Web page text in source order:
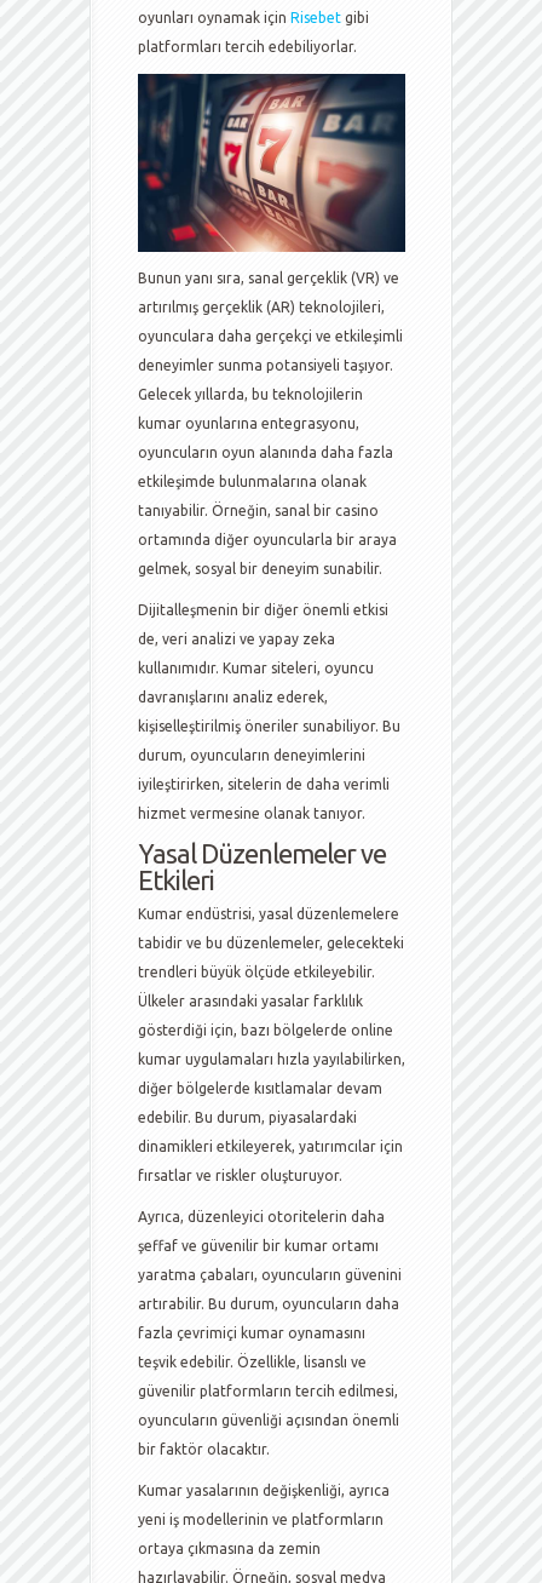
oyunları oynamak için Risebet gibi
platformları tercih edebiliyorlar.
Bunun yanı sıra, sanal gerçeklik (VR) ve
artırılmış gerçeklik (AR) teknolojileri,
oyunculara daha gerçekçi ve etkileşimli
deneyimler sunma potansiyeli taşıyor.
Gelecek yıllarda, bu teknolojilerin
kumar oyunlarına entegrasyonu,
oyuncuların oyun alanında daha fazla
etkileşimde bulunmalarına olanak
tanıyabilir. Örneğin, sanal bir casino
ortamında diğer oyuncularla bir araya
gelmek, sosyal bir deneyim sunabilir.
Dijitalleşmenin bir diğer önemli etkisi
de, veri analizi ve yapay zeka
kullanımıdır. Kumar siteleri, oyuncu
davranışlarını analiz ederek,
kişiselleştirilmiş öneriler sunabiliyor. Bu
durum, oyuncuların deneyimlerini
iyileştirirken, sitelerin de daha verimli
hizmet vermesine olanak tanıyor.
Yasal Düzenlemeler ve
Etkileri
Kumar endüstrisi, yasal düzenlemelere
tabidir ve bu düzenlemeler, gelecekteki
trendleri büyük ölçüde etkileyebilir.
Ülkeler arasındaki yasalar farklılık
gösterdiği için, bazı bölgelerde online
kumar uygulamaları hızla yayılabilirken,
diğer bölgelerde kısıtlamalar devam
edebilir. Bu durum, piyasalardaki
dinamikleri etkileyerek, yatırımcılar için
fırsatlar ve riskler oluşturuyor.
Ayrıca, düzenleyici otoritelerin daha
şeffaf ve güvenilir bir kumar ortamı
yaratma çabaları, oyuncuların güvenini
artırabilir. Bu durum, oyuncuların daha
fazla çevrimiçi kumar oynamasını
teşvik edebilir. Özellikle, lisanslı ve
güvenilir platformların tercih edilmesi,
oyuncuların güvenliği açısından önemli
bir faktör olacaktır.
Kumar yasalarının değişkenliği, ayrıca
yeni iş modellerinin ve platformların
ortaya çıkmasına da zemin
hazırlayabilir. Örneğin, sosyal medya